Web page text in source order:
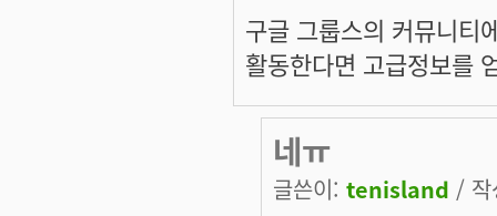
구글 그룹스의 커뮤니티
활동한다면 고급정보를
네ㅠ
글쓴이: tenisland /